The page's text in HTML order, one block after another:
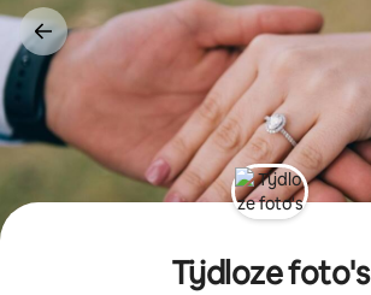
Ga
direct
naar
inhoud
Tijdloze foto's